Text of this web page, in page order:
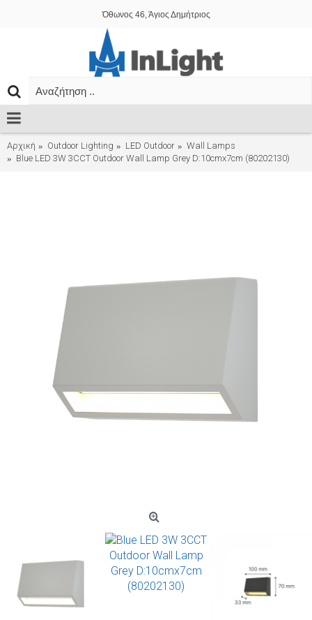
Όθωνος 46, Άγιος Δημήτριος
Αρχική Outdoor Lighting LED Outdoor
Wall Lamps
Blue LED 3W 3CCT Outdoor Wall Lamp Grey D:10cmx7cm (80202130)